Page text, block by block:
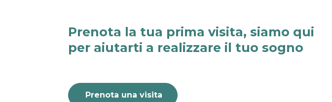
Prenota la tua prima visita, siamo qui
per aiutarti a realizzare il tuo sogno
Prenota una visita